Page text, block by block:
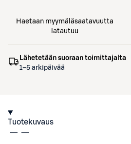
Haetaan myymäläsaatavuutta
latautuu
Lähetetään suoraan toimittajalta
1–5 arkipäivää
Tuotekuvaus